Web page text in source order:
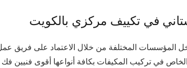
في تكييف مركزي بالكويت
المؤسسات المختلفة من خلال الاعتماد على
في تركيب المكيفات بكافة أنواعها أقوى فنيين فك